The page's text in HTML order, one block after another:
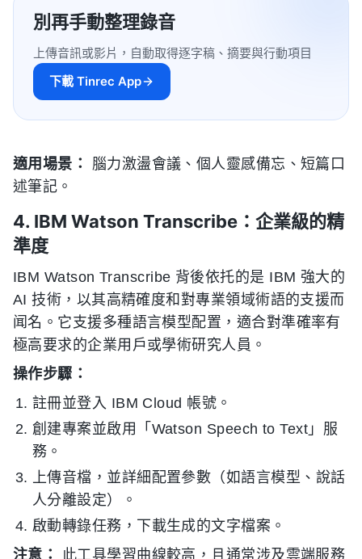
別再手動整理錄音
上傳音訊或影片，自動取得逐字稿、摘要與行動項目
下載 Tinrec App
適用場景：
腦力激盪會議、個人靈感備忘、短篇口
述筆記。
4. IBM Watson Transcribe：企業級的精
準度
IBM Watson Transcribe 背後依托的是 IBM 強大的
AI 技術，以其高精確度和對專業領域術語的支援而
闻名。它支援多種語言模型配置，適合對準確率有
極高要求的企業用戶或學術研究人員。
操作步驟：
註冊並登入 IBM Cloud 帳號。
創建專案並啟用「Watson Speech to Text」服
務。
上傳音檔，並詳細配置參數（如語言模型、說話
人分離設定）。
啟動轉錄任務，下載生成的文字檔案。
注意：
此工具學習曲線較高，且通常涉及雲端服務